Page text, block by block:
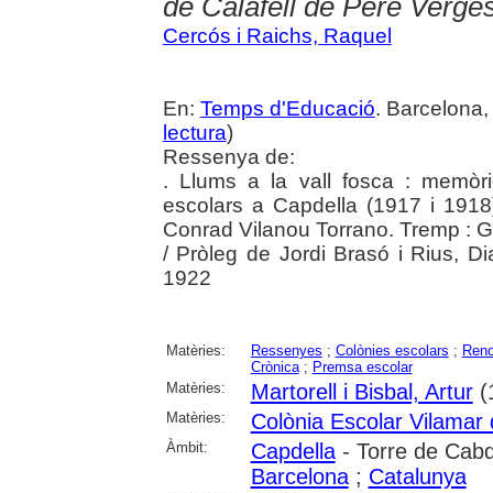
de Calafell de Pere
Cercós i Raichs, Raquel
En: Temps d'Educació.
lectura)
Ressenya de:
. Llums a la vall fosca :
escolars a Capdella (1917 i
Conrad Vilanou Torrano. Tremp :
/ Pròleg de Jordi Brasó i Rius,
1922
Matèries: Ressenyes ; Colònies escolars ;
Crònica; Premsa escolar
Matèries:
Martorell i Bisbal, Artur
Matèries: Colònia Escolar Vilamar
Àmbit: Capdella- Torre de
Barcelona; Catalunya